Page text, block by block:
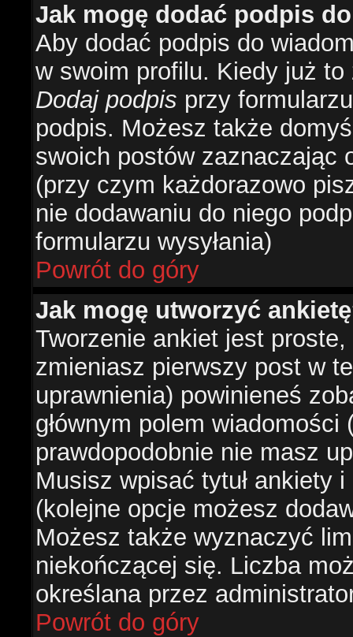
Jak mogę dodać podpis
Aby dodać podpis do
w swoim profilu. Kiedy już
Dodaj podpis przy
podpis. Możesz także
swoich postów zaznaczając
(przy czym każdorazowo
nie dodawaniu do niego
formularzu wysyłania)
Powrót do góry
Jak mogę utworzyć
Tworzenie ankiet jest
zmieniasz pierwszy post w
uprawnienia) powinieneś
głównym polem
prawdopodobnie nie masz
Musisz wpisać tytuł ankiety
(kolejne opcje możesz
Możesz także wyznaczyć
niekończącej się. Liczba
określana przez
Powrót do góry